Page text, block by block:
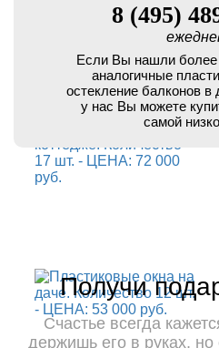
8 (495)
Если Вы нашли
аналогичные
остекление балконов в
у нас Вы можете
самой
Получи
Счастье всегда
держишь его в руках, но